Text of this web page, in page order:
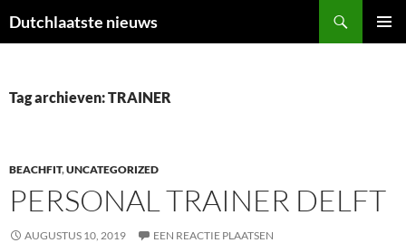
naar
Dutchlaatste nieuws
Tag archieven: TRAINER
BEACHFIT,UNCATEGORIZED
PERSONAL TRAINER DELFT
AUGUSTUS 10, 2019 EEN REACTIE PLAATSEN